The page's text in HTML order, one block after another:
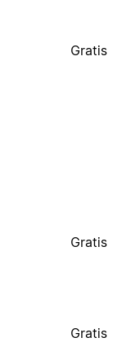
Gratis
Gratis
Gratis